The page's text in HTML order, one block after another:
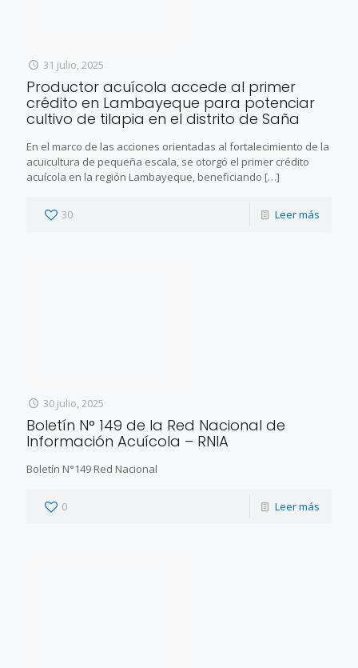
31 julio, 2025
Productor acuícola accede al primer
crédito en Lambayeque para potenciar
cultivo de tilapia en el distrito de Saña
En el marco de las acciones orientadas al fortalecimiento de la
acuicultura de pequeña escala, se otorgó el primer crédito
acuícola en la región Lambayeque, beneficiando […]
30 Leer más
30 julio, 2025
Boletín N° 149 de la Red Nacional de
Información Acuícola – RNIA
Boletín N°149 Red Nacional
0 Leer más